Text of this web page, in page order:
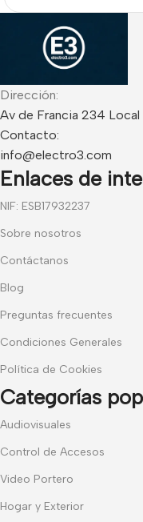
Dirección:
Av de Francia 234 Local
Contacto:
info@electro3.com
Enlaces de
NIF: ESB17932237
Sobre nosotros
Contáctanos
Blog
Preguntas frecuentes
Condiciones Generales
Política de Cookies
Categorías
Audiovisuales
Control de Accesos
Video Portero
Hogar y Exterior